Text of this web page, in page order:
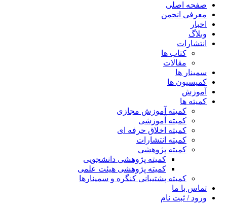
صفحه اصلی
معرفی انجمن
اخبار
وبلاگ
انتشارات
کتاب ها
مقالات
سمینار ها
کمیسیون ها
آموزش
کمیته ها
کمیته آموزش مجازی
کمیته آموزشی
کمیته اخلاق حرفه ای
کمیته انتشارات
کمیته پژوهشی
کمیته پژوهشی دانشجویی
کمیته پژوهشی هیئت علمی
کمیته پشتیبانی کنگره و سمینارها
تماس با ما
ورود / ثبت نام